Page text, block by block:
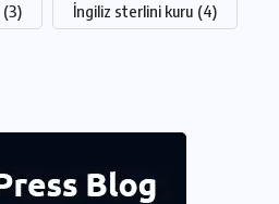
(3) İngiliz sterlini kuru (4)